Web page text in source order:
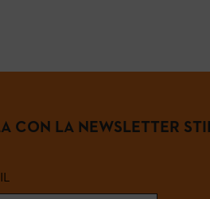
CON LA NEWSLETTER